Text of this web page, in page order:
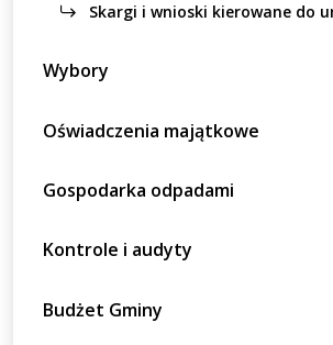
Skargi i wnioski kierowane do
Wybory
Oświadczenia majątkowe
Gospodarka odpadami
Kontrole i audyty
Budżet Gminy